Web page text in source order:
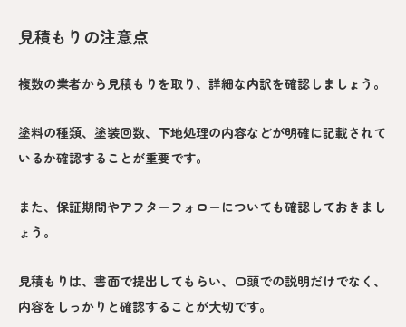
見積もりの注意点
複数の業者から見積もりを取り、詳細な内訳を確認しましょう。
塗料の種類、塗装回数、下地処理の内容などが明確に記載されて
いるか確認することが重要です。
また、保証期間やアフターフォローについても確認しておきまし
ょう。
見積もりは、書面で提出してもらい、口頭での説明だけでなく、
内容をしっかりと確認することが大切です。